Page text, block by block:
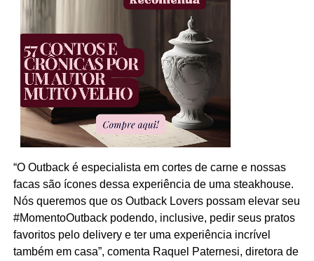
“O Outback é especialista em cortes de carne e nossas
facas são ícones dessa experiência de uma steakhouse.
Nós queremos que os Outback Lovers possam elevar seu
#MomentoOutback podendo, inclusive, pedir seus pratos
favoritos pelo delivery e ter uma experiência incrível
também em casa”, comenta Raquel Paternesi, diretora de